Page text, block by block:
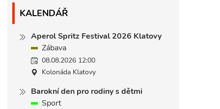
KALENDÁŘ
Aperol Spritz Festival 2026 Klatovy
Zábava
08.08.2026 12:00
Kolonáda Klatovy
Barokní den pro rodiny s dětmi
Sport